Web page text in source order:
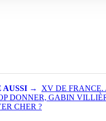
XV DE FRANCE.
DONNER, GABIN
CHER ?